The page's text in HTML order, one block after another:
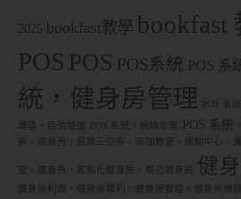
2025 bookfast教學 bookfast
POS POS POS系統 POS 系
統，健身房管理
POS 系
專區，疫情營運 POS 系統，無線零售 POS 系統
券，健身房，振興三倍券，瑜珈教室，運動中心，
室，健身房，客製化健身房，精品健身房 健
健身房利潤，健身房獲利，健身房管理，健身房賺錢